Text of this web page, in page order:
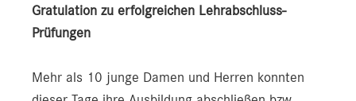
Gratulation zu erfolgreichen Lehrabschluss-
Prüfungen
Mehr als 10 junge Damen und Herren konnten